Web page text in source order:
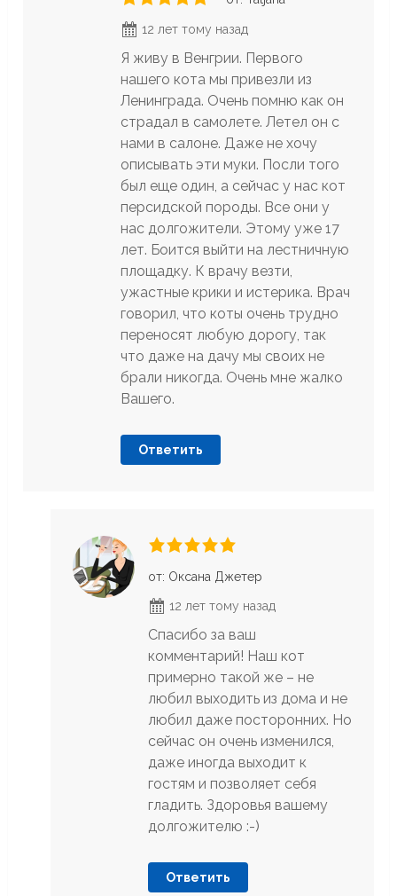
12 лет тому назад
Я живу в Венгрии. Первого
нашего кота мы привезли из
Ленинграда. Очень помню как он
страдал в самолете. Летел он с
нами в салоне. Даже не хочу
описывать эти муки. Посли того
был еще один, а сейчас у нас кот
персидской породы. Все они у
нас долгожители. Этому уже 17
лет. Боится выйти на лестничную
площадку. К врачу везти,
ужастные крики и истерика. Врач
говорил, что коты очень трудно
переносят любую дорогу, так
что даже на дачу мы своих не
брали никогда. Очень мне жалко
Вашего.
Ответить
от: Оксана Джетер
12 лет тому назад
Спасибо за ваш
комментарий! Наш кот
примерно такой же – не
любил выходить из дома и не
любил даже посторонних. Но
сейчас он очень изменился,
даже иногда выходит к
гостям и позволяет себя
гладить. Здоровья вашему
долгожителю :-)
Ответить